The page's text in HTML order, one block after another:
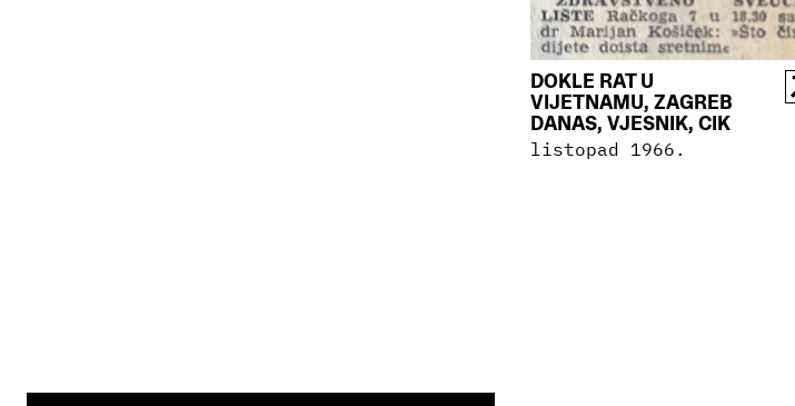
DOKLE RAT U
VIJETNAMU, ZAGREB
DANAS, VJESNIK, CIK
listopad 1966.